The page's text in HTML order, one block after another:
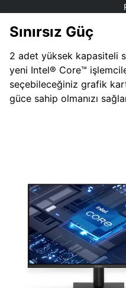
Sınırsız Güç
2 adet yüksek kapasiteli
yeni Intel® Core™
seçebileceğiniz grafik
güce sahip olmanızı